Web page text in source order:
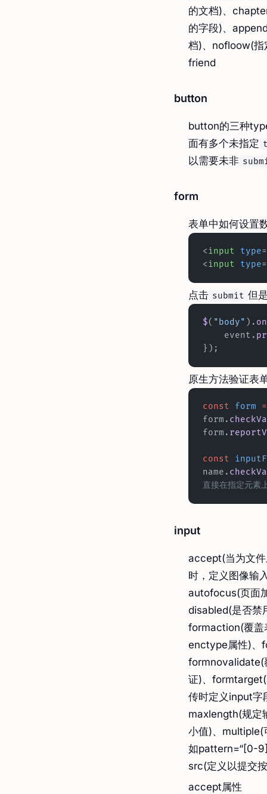
的文档)、
的字段)、
档)、nofloow(指
friend
button
button的三种
面有多个未指定
以需要未非
form
表单中如何设置
<input type=
<input type=
点击 submit 但
$( "body" ). on
    event.
});
原生方法验证表
const form =
form.
form.
const
name.
直接在指定元素
input
accept(当为文
时，定义图像输
autofocus(页面
disabled(是否禁
formaction(覆盖
enctype属性)、
formnovalidate(
证)、
传时定义input字
maxlength(规定
小值)、multiple(
如pattern=“[0-
src(定义以提交
accept属性